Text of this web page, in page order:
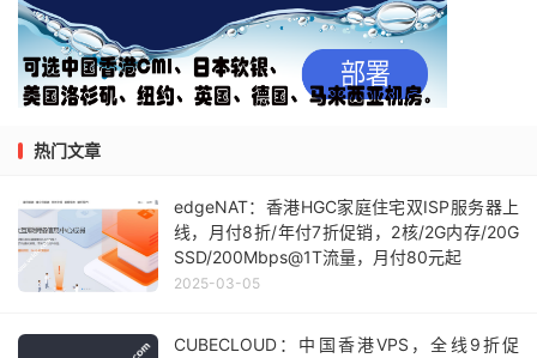
热门文章
edgeNAT：香港HGC家庭住宅双ISP服务器上
线，月付8折/年付7折促销，2核/2G内存/20G
SSD/200Mbps@1T流量，月付80元起
2025-03-05
CUBECLOUD：中国香港VPS，全线9折促